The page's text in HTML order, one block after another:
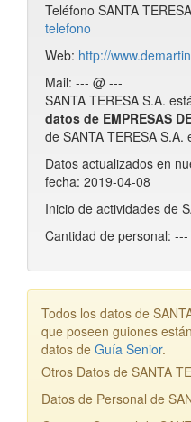
Teléfono SANTA
telefono
Web: http://
Mail: --- @ ---
SANTA TERESA S.A.
datos de EMPRESAS
de SANTA TERESA
Datos actualizados en
fecha: 2019-04-08
Inicio de actividades de
Cantidad de personal: ---
Todos los datos de
que poseen guiones
datos de Guía Senior.
Otros Datos de SANTA
Datos de Personal de